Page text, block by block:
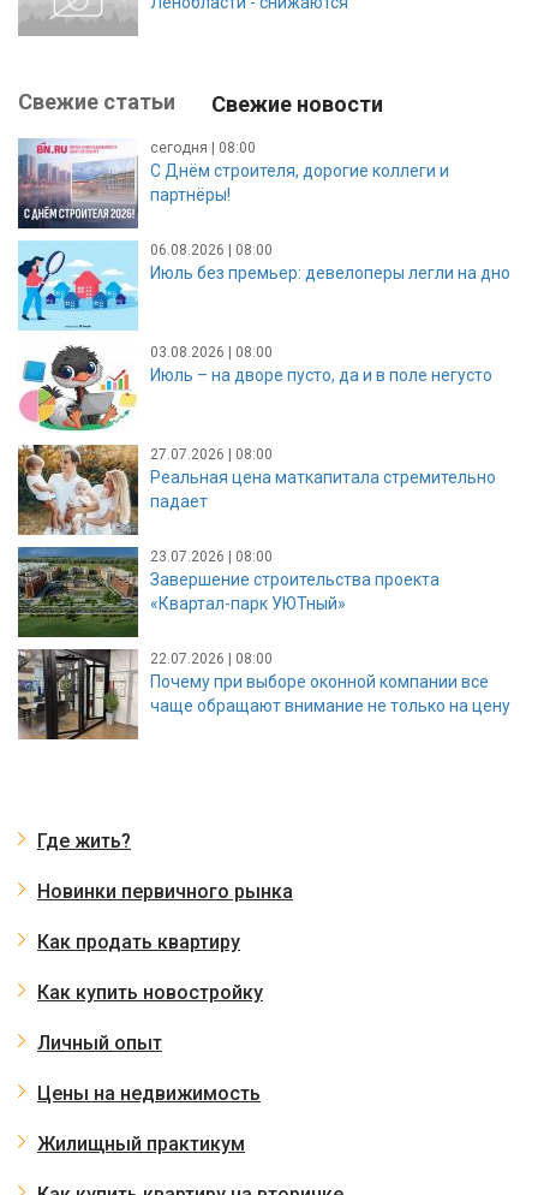
Свежие статьи Свежие новости
сегодня | 08:00
С Днём строителя, дорогие коллеги и
партнёры!
06.08.2026 | 08:00
Июль без премьер: девелоперы легли на дно
03.08.2026 | 08:00
Июль – на дворе пусто, да и в поле негусто
27.07.2026 | 08:00
Реальная цена маткапитала стремительно
падает
23.07.2026 | 08:00
Завершение строительства проекта
«Квартал-парк УЮТный»
22.07.2026 | 08:00
Почему при выборе оконной компании все
чаще обращают внимание не только на цену
Где жить?
Новинки первичного рынка
Как продать квартиру
Как купить новостройку
Личный опыт
Цены на недвижимость
Жилищный практикум